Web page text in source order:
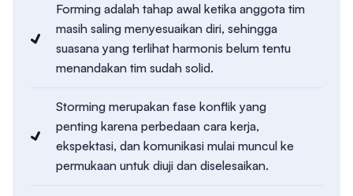
Forming adalah tahap awal ketika anggota tim
masih saling menyesuaikan diri, sehingga
suasana yang terlihat harmonis belum tentu
menandakan tim sudah solid.
Storming merupakan fase konflik yang
penting karena perbedaan cara kerja,
ekspektasi, dan komunikasi mulai muncul ke
permukaan untuk diuji dan diselesaikan.